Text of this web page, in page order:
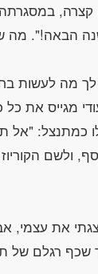
במסגרתה
הבאה!".
מה לעשות
מגייס את
כמתנצל: "אל
ולשם
את עצמי,